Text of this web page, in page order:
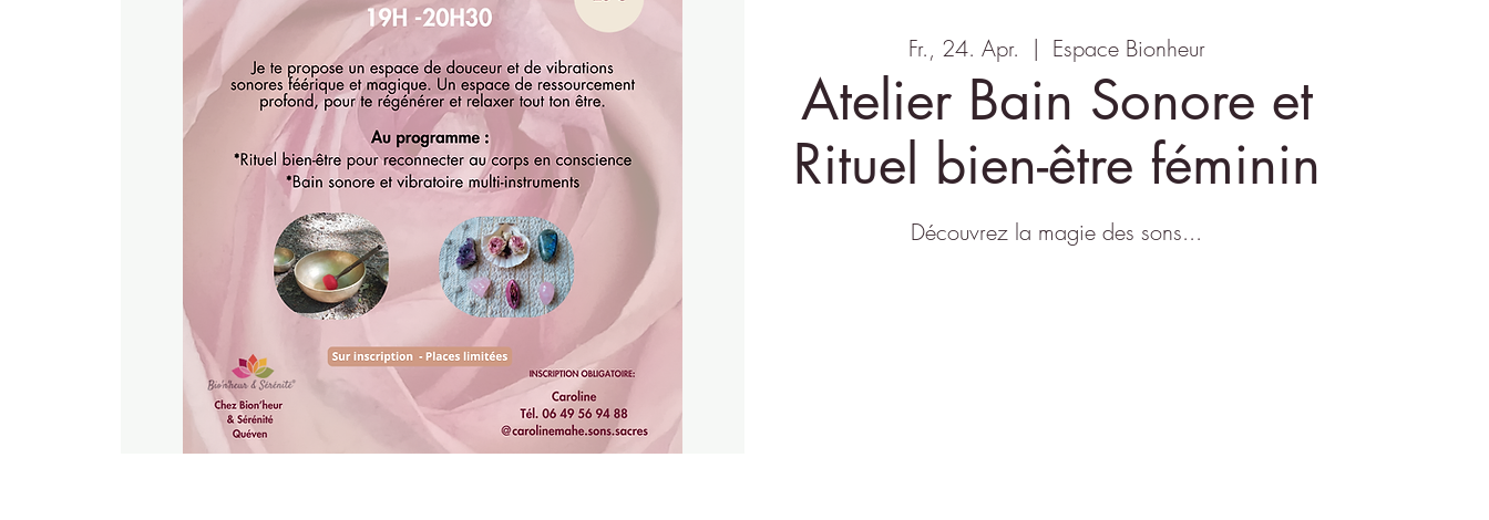
Fr., 24. Apr.
  |
Espace Bionheur
Atelier Bain Sonore et
Rituel bien-être féminin
Découvrez la magie des sons...